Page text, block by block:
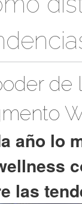
de
año lo
las